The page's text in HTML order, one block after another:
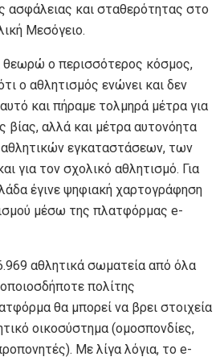
ασφάλειας και σταθερότητας στο
Μεσόγειο.
θεωρώ ο περισσότερος κόσμος,
ο αθλητισμός ενώνει και δεν
αυτό και πήραμε τολμηρά μέτρα για
βίας, αλλά και μέτρα αυτονόητα
εγκαταστάσεων, των
για τον σχολικό αθλητισμό. Για
έγινε ψηφιακή χαρτογράφηση
μέσω της πλατφόρμας e-
αθλητικά σωματεία από όλα
πολίτης
θα μπορεί να βρει στοιχεία
οικοσύστημα (ομοσπονδίες,
Με λίγα λόγια, το e-